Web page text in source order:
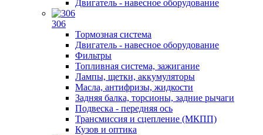
Двигатель - навесное оборудование
306
Тормозная система
Двигатель - навесное оборудование
Фильтры
Топливная система, зажигание
Лампы, щетки, аккумуляторы
Масла, антифризы, жидкости
Задняя балка, торсионы, задние рычаги
Подвеска - передняя ось
Трансмиссия и сцепление (МКПП)
Кузов и оптика